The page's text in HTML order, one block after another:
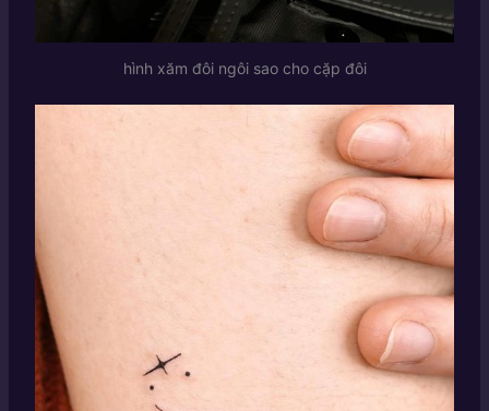
hình xăm đôi ngôi sao cho cặp đôi